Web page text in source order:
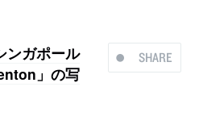
SHARE
ンガポール
」の写